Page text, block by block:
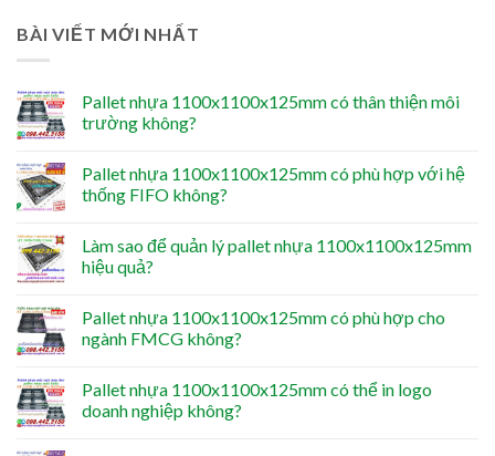
BÀI VIẾT MỚI NHẤT
Pallet nhựa 1100x1100x125mm có thân thiện môi
trường không?
Pallet nhựa 1100x1100x125mm có phù hợp với hệ
thống FIFO không?
Làm sao để quản lý pallet nhựa 1100x1100x125mm
hiệu quả?
Pallet nhựa 1100x1100x125mm có phù hợp cho
ngành FMCG không?
Pallet nhựa 1100x1100x125mm có thể in logo
doanh nghiệp không?